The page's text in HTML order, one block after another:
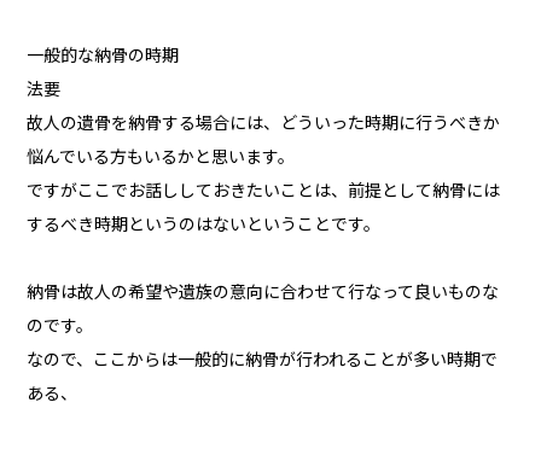
一般的な納骨の時期
法要
故人の遺骨を納骨する場合には、どういった時期に行うべきか
悩んでいる方もいるかと思います。
ですがここでお話ししておきたいことは、前提として納骨には
するべき時期というのはないということです。
納骨は故人の希望や遺族の意向に合わせて行なって良いものな
のです。
なので、ここからは一般的に納骨が行われることが多い時期で
ある、